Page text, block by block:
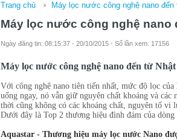
Trang chủ Máy lọc nước công nghệ nano
Máy lọc nước công nghệ nano
Ngày đăng tin: 08:15:37 - 20/10/2015 - Số lần xem: 17156
Máy lọc nước công nghệ nano đến từ
Với công nghệ nano tiên tiến nhất, mức độ lọc của
uống ngay, nó vẫn giữ nguyên chất khoáng và
thời cũng không có các khoáng chất, nguyên tố vi
Dưới đây là Top 2 thương hiệu đình đám của
Aquastar - Thương hiệu máy lọc nước Nano